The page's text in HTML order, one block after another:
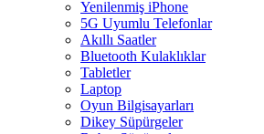
Yenilenmiş iPhone
5G Uyumlu Telefonlar
Akıllı Saatler
Bluetooth Kulaklıklar
Tabletler
Laptop
Oyun Bilgisayarları
Dikey Süpürgeler